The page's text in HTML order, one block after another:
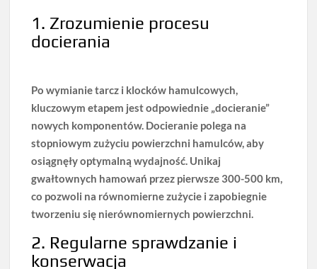
1. Zrozumienie procesu
docierania
Po wymianie tarcz i klocków hamulcowych,
kluczowym etapem jest odpowiednie „docieranie”
nowych komponentów. Docieranie polega na
stopniowym zużyciu powierzchni hamulców, aby
osiągnęły optymalną wydajność. Unikaj
gwałtownych hamowań przez pierwsze 300-500 km,
co pozwoli na równomierne zużycie i zapobiegnie
tworzeniu się nierównomiernych powierzchni.
2. Regularne sprawdzanie i
konserwacja